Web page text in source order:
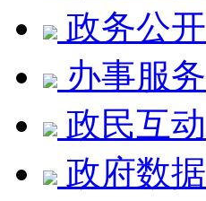
政务公开
办事服务
政民互动
政府数据